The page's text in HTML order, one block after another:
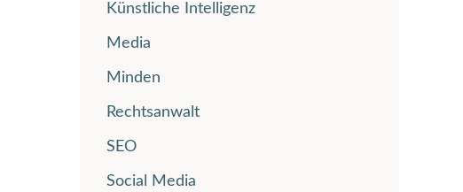
Künstliche Intelligenz
Media
Minden
Rechtsanwalt
SEO
Social Media